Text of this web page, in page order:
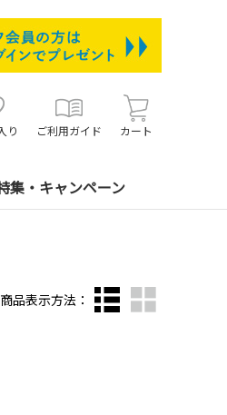
り ご利用ガイド カート
集・キャンペーン
商品表示方法：